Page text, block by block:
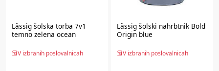
Lässig šolska torba 7v1
temno zelena ocean
V izbranih poslovalnicah
Lässig šolski nahrbtnik Bold
Origin blue
V izbranih poslovalnicah